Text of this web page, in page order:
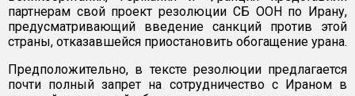
партнерам свой проект резолюции СБ ООН по Ирану,
предусматривающий введение санкций против этой
страны, отказавшейся приостановить обогащение урана.
Предположительно, в тексте резолюции предлагается
почти полный запрет на сотрудничество с Ираном в